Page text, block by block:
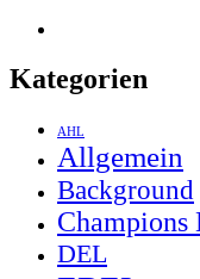
Kategorien
AHL
Allgemein
Background
Champions
DEL